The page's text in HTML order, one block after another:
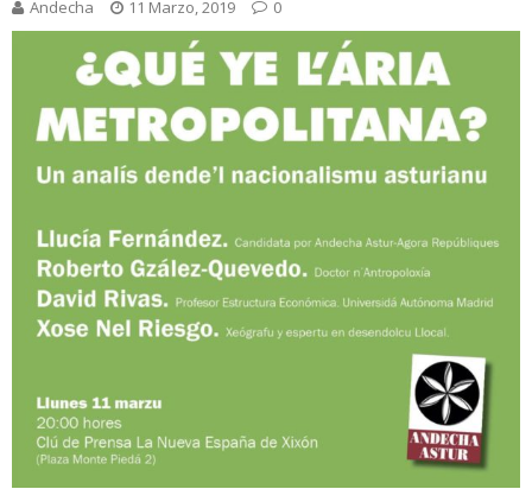
Andecha 11 Marzo, 2019 0